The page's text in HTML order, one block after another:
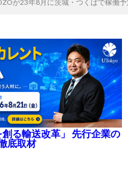
が23年8月に茨城・つくばで稼働
る輸送改革」 先行企業の
底取材